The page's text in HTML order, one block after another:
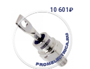
10 601₽